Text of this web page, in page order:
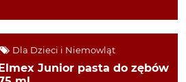
Dla Dzieci i Niemowląt
Elmex Junior pasta do zębów